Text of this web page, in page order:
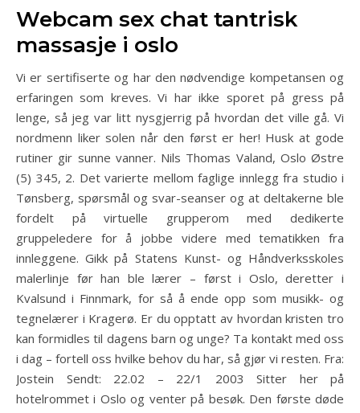
Webcam sex chat tantrisk
massasje i oslo
Vi er sertifiserte og har den nødvendige kompetansen og
erfaringen som kreves. Vi har ikke sporet på gress på
lenge, så jeg var litt nysgjerrig på hvordan det ville gå. Vi
nordmenn liker solen når den først er her! Husk at gode
rutiner gir sunne vanner. Nils Thomas Valand, Oslo Østre
(5) 345, 2. Det varierte mellom faglige innlegg fra studio i
Tønsberg, spørsmål og svar-seanser og at deltakerne ble
fordelt på virtuelle grupperom med dedikerte
gruppeledere for å jobbe videre med tematikken fra
innleggene. Gikk på Statens Kunst- og Håndverksskoles
malerlinje før han ble lærer – først i Oslo, deretter i
Kvalsund i Finnmark, for så å ende opp som musikk- og
tegnelærer i Kragerø. Er du opptatt av hvordan kristen tro
kan formidles til dagens barn og unge? Ta kontakt med oss
i dag – fortell oss hvilke behov du har, så gjør vi resten. Fra:
Jostein Sendt: 22.02 – 22/1 2003 Sitter her på
hotelrommet i Oslo og venter på besøk. Den første døde